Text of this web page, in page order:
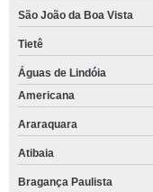
São João da Boa Vista
Tietê
Águas de Lindóia
Americana
Araraquara
Atibaia
Bragança Paulista